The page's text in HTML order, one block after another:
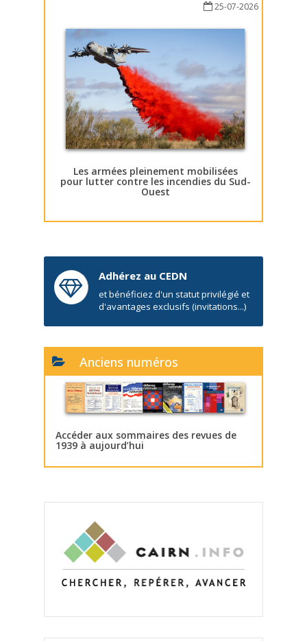
25-07-2026
Les armées pleinement mobilisées
pour lutter contre les incendies du Sud-
Ouest
Adhérez au CEDN
et bénéficiez d'un statut privilégié et
d'avantages exclusifs (invitations...)
Anciens numéros
Accéder aux sommaires des revues de
1939 à aujourd’hui